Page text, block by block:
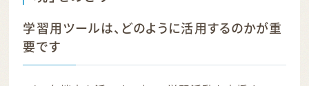
学習用ツールは、どのように活用するのかが重
要です